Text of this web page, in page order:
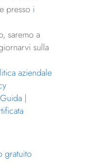
presso i
saremo a
sulla
aziendale
Guida|
gratuito